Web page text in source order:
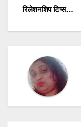
रिलेशनशिप टिप्स…